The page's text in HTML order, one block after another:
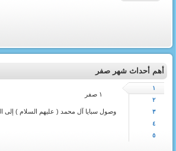
أهم أحداث شهر صفر
١
٢
٣
٤
٥
١ صفر
وصول سبايا آل محمد ( عليهم السلام ) إلى الشام